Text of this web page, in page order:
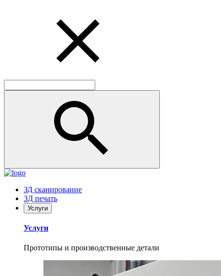
ЗД сканирование
3Д печать
Услуги
Услуги
Прототипы и производственные детали